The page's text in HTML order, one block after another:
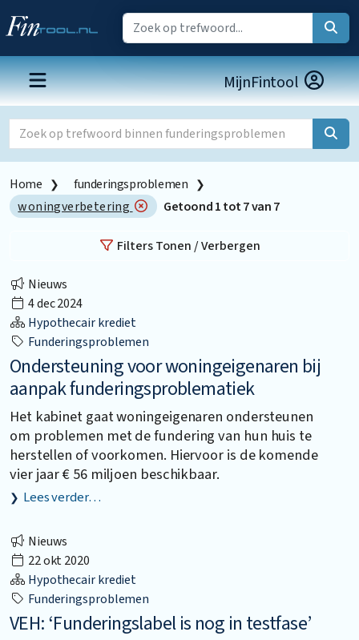
MijnFintool
Home
funderingsproblemen
woningverbetering
Getoond1tot7van7
Filters Tonen / Verbergen
Nieuws
4 dec 2024
Hypothecair krediet
Funderingsproblemen
Ondersteuning voor woningeigenaren bij
aanpak funderingsproblematiek
Het kabinet gaat woningeigenaren ondersteunen
om problemen met de fundering van hun huis te
herstellen of voorkomen. Hiervoor is de komende
vier jaar € 56 miljoen beschikbaar.
Lees verder…
Nieuws
22 okt 2020
Hypothecair krediet
Funderingsproblemen
VEH: ‘Funderingslabel is nog in testfase’